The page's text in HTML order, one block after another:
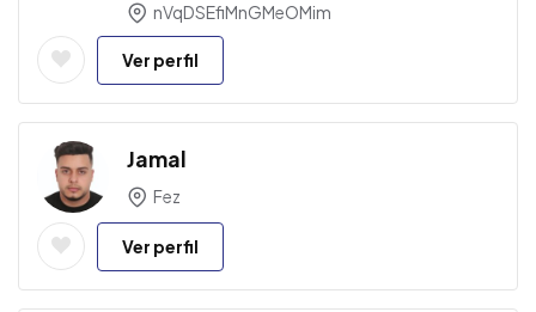
nVqDSEfiMnGMeOMim
Ver perfil
Jamal
Fez
Ver perfil